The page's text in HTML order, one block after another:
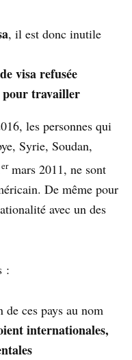
, il est donc inutile
visa refusée
pour travailler
les personnes qui
Syrie, Soudan,
ermars 2011, ne sont
De même pour
avec un des
:
ces pays au nom
internationales,